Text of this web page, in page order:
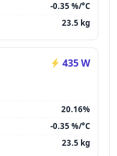
-0.35 %/°C
23.5 kg
435 W
20.16%
-0.35 %/°C
23.5 kg